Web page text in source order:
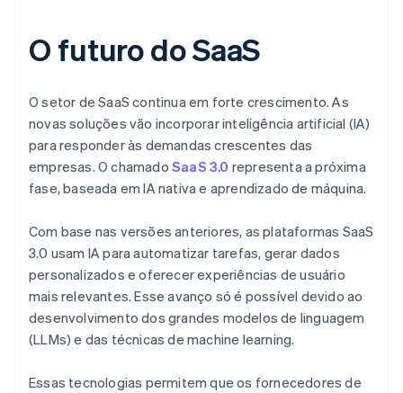
O futuro do SaaS
O setor de SaaS continua em forte crescimento. As
novas soluções vão incorporar inteligência artificial (IA)
para responder às demandas crescentes das
empresas. O chamado SaaS 3.0 representa a próxima
fase, baseada em IA nativa e aprendizado de máquina.
Com base nas versões anteriores, as plataformas SaaS
3.0 usam IA para automatizar tarefas, gerar dados
personalizados e oferecer experiências de usuário
mais relevantes. Esse avanço só é possível devido ao
desenvolvimento dos grandes modelos de linguagem
(LLMs) e das técnicas de machine learning.
Essas tecnologias permitem que os fornecedores de